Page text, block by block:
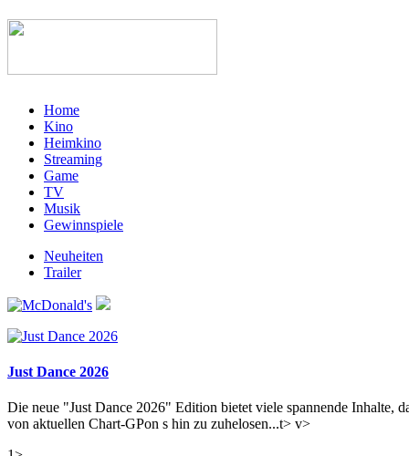
Home
Kino
Heimkino
Streaming
Game
TV
Musik
Gewinnspiele
Neuheiten
Trailer
Just Dance 2026
Die neue "Just Dance 2026" Edition bietet viele spannende Inhalte,
von aktuellen Chart-GPon s hin zu zuhelosen...t> v>